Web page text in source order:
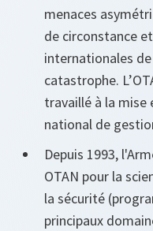
menaces
de circonstance
internationales
catastrophe.
travaillé à la mise
national de
Depuis 1993,
OTAN pour la
la sécurité
principaux